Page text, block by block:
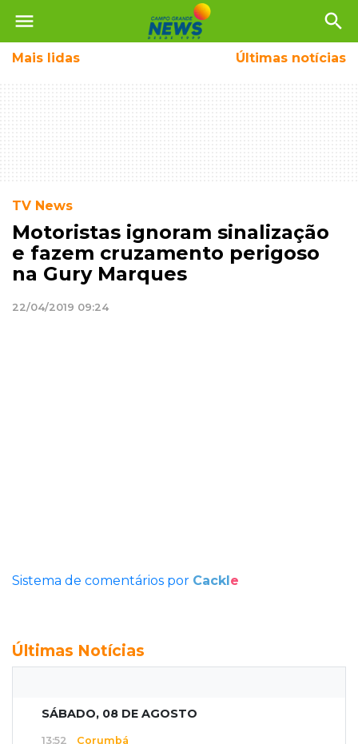
menu search
Mais lidas Últimas notícias
TV News
Motoristas ignoram sinalização
e fazem cruzamento perigoso
na Gury Marques
22/04/2019 09:24
Sistema de comentários por Cackle
Últimas Notícias
SÁBADO, 08 DE AGOSTO
13:52 Corumbá